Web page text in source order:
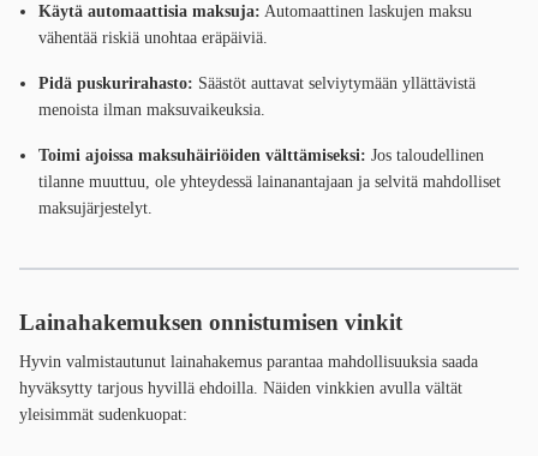
Käytä automaattisia maksuja: Automaattinen laskujen maksu
vähentää riskiä unohtaa eräpäiviä.
Pidä puskurirahasto: Säästöt auttavat selviytymään yllättävistä
menoista ilman maksuvaikeuksia.
Toimi ajoissa maksuhäiriöiden välttämiseksi: Jos taloudellinen
tilanne muuttuu, ole yhteydessä lainanantajaan ja selvitä mahdolliset
maksujärjestelyt.
Lainahakemuksen onnistumisen vinkit
Hyvin valmistautunut lainahakemus parantaa mahdollisuuksia saada
hyväksytty tarjous hyvillä ehdoilla. Näiden vinkkien avulla vältät
yleisimmät sudenkuopat: